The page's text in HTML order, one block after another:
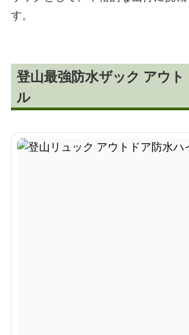
す。
登山最強防水ザック アウ
ル